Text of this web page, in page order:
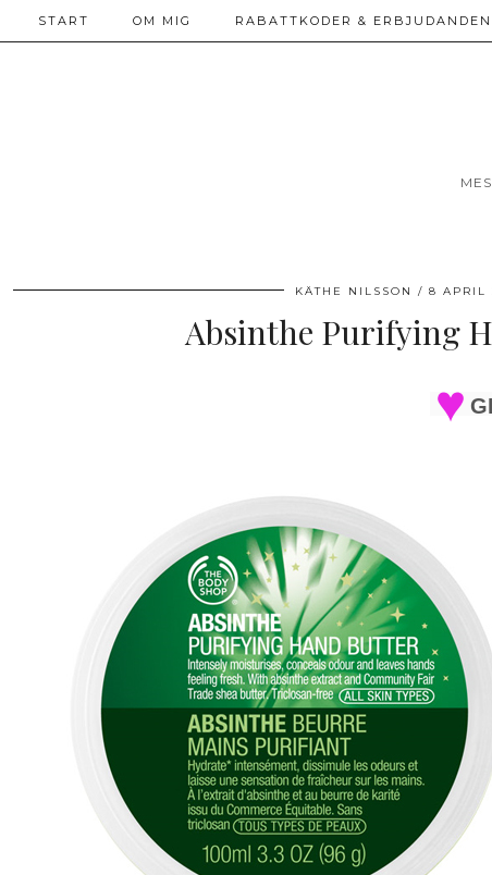
START OM MIG RABATTKODER &
KÄTHE NILSSON 8 APRIL
Absinthe Purifying